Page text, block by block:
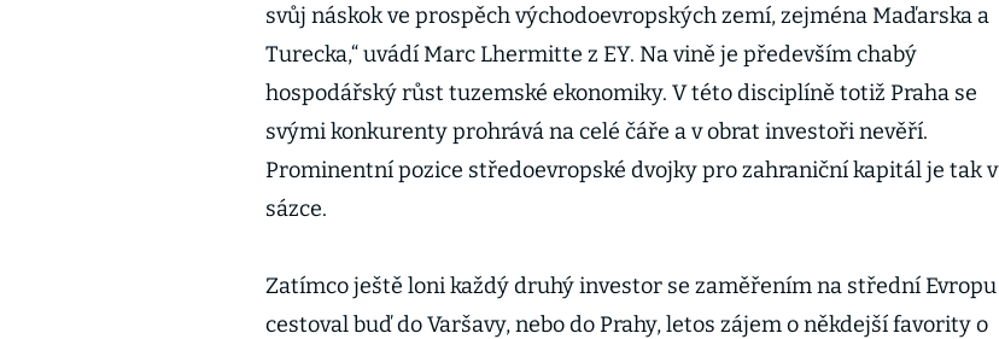
svůj náskok ve prospěch východoevropských zemí, zejména Maďarska a
Turecka,“ uvádí Marc Lhermitte z EY. Na vině je především chabý
hospodářský růst tuzemské ekonomiky. V této disciplíně totiž Praha se
svými konkurenty prohrává na celé čáře a v obrat investoři nevěří.
Prominentní pozice středoevropské dvojky pro zahraniční kapitál je tak v
sázce.
Zatímco ještě loni každý druhý investor se zaměřením na střední Evropu
cestoval buď do Varšavy, nebo do Prahy, letos zájem o někdejší favority o